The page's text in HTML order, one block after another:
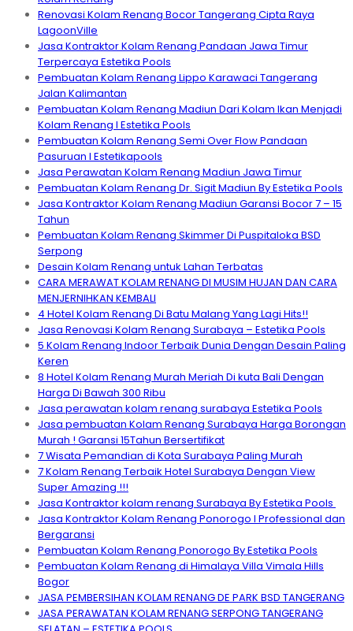
Renovasi Kolam Renang Bocor Tangerang Cipta Raya
LagoonVille
Jasa Kontraktor Kolam Renang Pandaan Jawa Timur
Terpercaya Estetika Pools
Pembuatan Kolam Renang Lippo Karawaci Tangerang
Jalan Kalimantan
Pembuatan Kolam Renang Madiun Dari Kolam Ikan Menjadi
Kolam Renang I Estetika Pools
Pembuatan Kolam Renang Semi Over Flow Pandaan
Pasuruan I Estetikapools
Jasa Perawatan Kolam Renang Madiun Jawa Timur
Pembuatan Kolam Renang Dr. Sigit Madiun By Estetika Pools
Jasa Kontraktor Kolam Renang Madiun Garansi Bocor 7 – 15
Tahun
Pembuatan Kolam Renang Skimmer Di Puspitaloka BSD
Serpong
Desain Kolam Renang untuk Lahan Terbatas
CARA MERAWAT KOLAM RENANG DI MUSIM HUJAN DAN CARA
MENJERNIHKAN KEMBALI
4 Hotel Kolam Renang Di Batu Malang Yang Lagi Hits!!
Jasa Renovasi Kolam Renang Surabaya – Estetika Pools
5 Kolam Renang Indoor Terbaik Dunia Dengan Desain Paling
Keren
8 Hotel Kolam Renang Murah Meriah Di kuta Bali Dengan
Harga Di Bawah 300 Ribu
Jasa perawatan kolam renang surabaya Estetika Pools
Jasa pembuatan Kolam Renang Surabaya Harga Borongan
Murah ! Garansi 15Tahun Bersertifikat
7 Wisata Pemandian di Kota Surabaya Paling Murah
7 Kolam Renang Terbaik Hotel Surabaya Dengan View
Super Amazing !!!
Jasa Kontraktor kolam renang Surabaya By Estetika Pools
Jasa Kontraktor Kolam Renang Ponorogo I Professional dan
Bergaransi
Pembuatan Kolam Renang Ponorogo By Estetika Pools
Pembuatan Kolam Renang di Himalaya Villa Vimala Hills
Bogor
JASA PEMBERSIHAN KOLAM RENANG DE PARK BSD TANGERANG
JASA PERAWATAN KOLAM RENANG SERPONG TANGERANG